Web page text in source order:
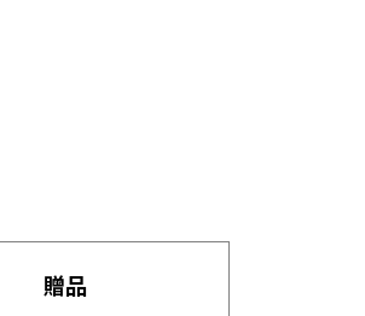
贈品